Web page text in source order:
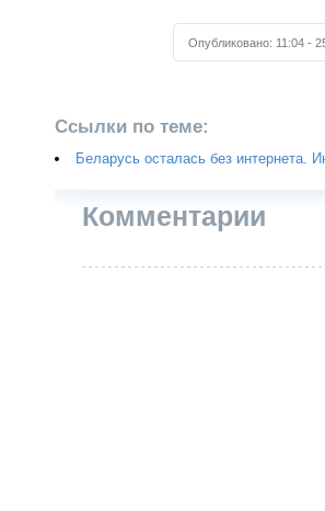
Опубликовано: 11:04 -
Ссылки по теме:
Беларусь осталась без интернета.
Комментарии